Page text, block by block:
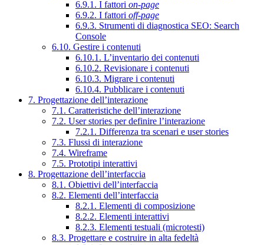
6.9.1. I fattori on-page
6.9.2. I fattori off-page
6.9.3. Strumenti di diagnostica SEO: Search
Console
6.10. Gestire i contenuti
6.10.1. L’inventario dei contenuti
6.10.2. Revisionare i contenuti
6.10.3. Migrare i contenuti
6.10.4. Pubblicare i contenuti
7. Progettazione dell’interazione
7.1. Caratteristiche dell’interazione
7.2. User stories per definire l’interazione
7.2.1. Differenza tra scenari e user stories
7.3. Flussi di interazione
7.4. Wireframe
7.5. Prototipi interattivi
8. Progettazione dell’interfaccia
8.1. Obiettivi dell’interfaccia
8.2. Elementi dell’interfaccia
8.2.1. Elementi di composizione
8.2.2. Elementi interattivi
8.2.3. Elementi testuali (microtesti)
8.3. Progettare e costruire in alta fedeltà